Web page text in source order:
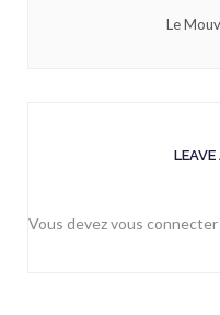
Le
Vous devezvous connecter